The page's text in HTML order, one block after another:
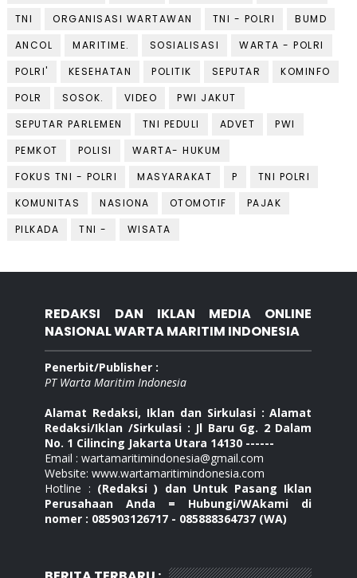
TNI
ORGANISASI WARTAWAN TNI - POLRI
BUMD
ANCOL
MARITIME. SOSIALISASI
WARTA - POLRI
POLRI'
KESEHATAN POLITIK SEPUTAR
KOMINFO
POLR
SOSOK. VIDEO
PWI JAKUT
SEPUTAR PARLEMEN
TNI PEDULI ADVET
PWI
PEMKOT
POLISI
WARTA- HUKUM
FOKUS TNI - POLRI
MASYARAKAT P
TNI POLRI
KOMUNITAS
NASIONA OTOMOTIF
PAJAK
PILKADA
TNI - WISATA
REDAKSI DAN IKLAN MEDIA ONLINE
NASIONAL WARTA MARITIM INDONESIA
Penerbit/Publisher :
PT Warta Maritim Indonesia
Alamat Redaksi, Iklan dan Sirkulasi : Alamat
Redaksi/Iklan /Sirkulasi : Jl Baru Gg. 2 Dalam
No. 1 Cilincing Jakarta Utara 14130 ------
Email : wartamaritimindonesia@gmail.com
Website: www.wartamaritimindonesia.com
Hotline : (Redaksi ) dan Untuk Pasang Iklan
Perusahaan Anda = Hubungi/WAkami di
nomer : 085903126717 - 085888364737 (WA)